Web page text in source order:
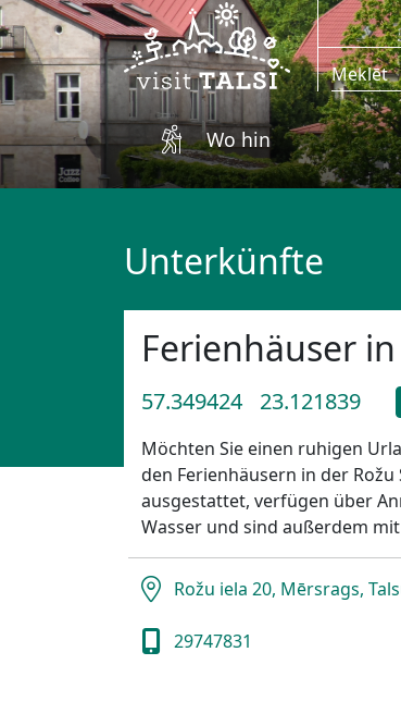
Zum Hauptinhalt springen
Wo hin
Unterkünfte
Ferienhäuser
57.349424 23.121839
Möchten Sie einen ruhigen
den Ferienhäusern in der
ausgestattet, verfügen über
Wasser und sind außerdem
Rožu iela 20, Mērsrags,
29747831